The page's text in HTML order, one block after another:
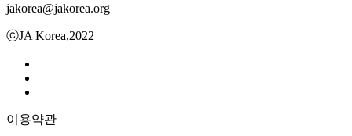
jakorea@jakorea.org
ⓒJA Korea,2022
이용약관